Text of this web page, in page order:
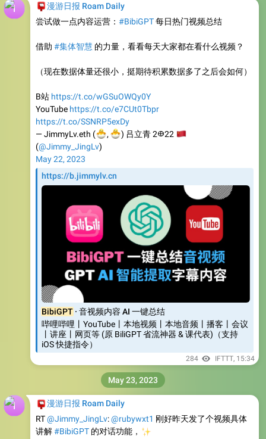
漫游日报 Roam Daily
尝试做一点内容运营： #BibiGPT每日热门视频总结
借助 #集体智慧 的力量，看看每天大家都在看什么视频？
（现在数据体量还很小，挺期待积累数据多了之后会如何）
B站 https://t.co/wGSuOWQy0Y
YouTube https://t.co/e7CUt0Tbpr
https://t.co/SSNRP5exDy
— JimmyLv.eth (
🐣
,
🐣) 吕立青 2𐃏22
(@Jimmy_JingLv)
May 22, 2023
https://b.jimmylv.cn
BibiGPT · 音视频内容 AI 一键总结
哔哩哔哩丨YouTube丨本地视频丨本地音频丨播客丨会议
丨讲座丨网页等 (原 BiliGPT 省流神器 & 课代表)（支持
iOS 快捷指令）
284 IFTTT, 15:34
漫游日报 Roam Daily
RT@Jimmy_JingLv:@rubywxt1 刚好昨天发了个视频具体
讲解#BibiGPT 的对话功能，
✨
May 23, 2023